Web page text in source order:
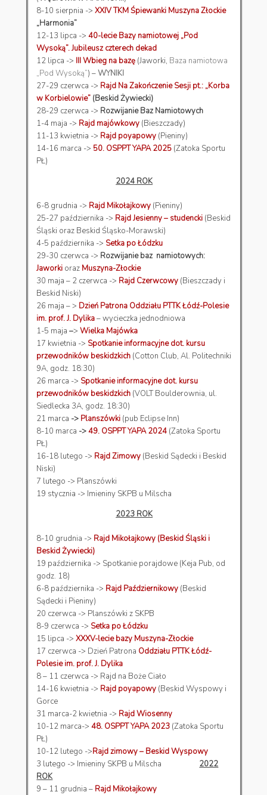
8-10 sierpnia ->XXIV TKM Śpiewanki Muszyna Złockie
„Harmonia”
12-13 lipca ->40-lecie Bazy namiotowej „Pod
Wysoką”. Jubileusz czterech dekad
12 lipca -> III Wbieg na bazę (Jaworki, Baza namiotowa
„Pod Wysoką”) –WYNIKI
27-29 czerwca -> Rajd Na Zakończenie Sesji pt.: „Korba
w Korbielowie” (Beskid Żywiecki)
28-29 czerwca -> Rozwijanie Baz Namiotowych
1-4 maja -> Rajd majówkowy (Bieszczady)
11-13 kwietnia -> Rajd poyapowy (Pieniny)
14-16 marca -> 50. OSPPT YAPA 2025 (Zatoka Sportu
PŁ)
2024 ROK
6-8 grudnia -> Rajd Mikołajkowy (Pieniny)
25-27 października -> Rajd Jesienny – studencki (Beskid
Śląski oraz Beskid Śląsko-Morawski)
4-5 października -> Setka po Łódzku
29-30 czerwca -> Rozwijanie baz namiotowych:
Jaworki oraz Muszyna-Złockie
30 maja – 2 czerwca -> Rajd Czerwcowy (Bieszczady i
Beskid Niski)
26 maja – > Dzień Patrona Oddziału PTTK Łódź-Polesie
im. prof. J. Dylika– wycieczka jednodniowa
1-5 maja –>Wielka Majówka
17 kwietnia -> Spotkanie informacyjne dot. kursu
przewodników beskidzkich (Cotton Club, Al. Politechniki
9A, godz. 18:30)
26 marca -> Spotkanie informacyjne dot. kursu
przewodników beskidzkich (VOLT Boulderownia, ul.
Siedlecka 3A, godz. 18:30)
21 marca -> Planszówki (pub Eclipse Inn)
8-10 marca ->49. OSPPT YAPA 2024 (Zatoka Sportu
PŁ)
16-18 lutego -> Rajd Zimowy (Beskid Sądecki i Beskid
Niski)
7 lutego -> Planszówki
19 stycznia -> Imieniny SKPB u Milscha
2023 ROK
8-10 grudnia -> Rajd Mikołajkowy (Beskid Śląski i
Beskid Żywiecki)
19 października -> Spotkanie porajdowe (Keja Pub, od
godz. 18)
6-8 października -> Rajd Październikowy (Beskid
Sądecki i Pieniny)
20 czerwca -> Planszówki z SKPB
8-9 czerwca -> Setka po Łódzku
15 lipca ->XXXV-lecie bazy Muszyna-Złockie
17 czerwca -> Dzień Patrona Oddziału PTTK Łódź-
Polesie im. prof. J. Dylika
8 – 11 czerwca -> Rajd na Boże Ciało
14-16 kwietnia -> Rajd poyapowy (Beskid Wyspowy i
Gorce
31 marca-2 kwietnia -> Rajd Wiosenny
10-12 marca->48. OSPPT YAPA 2023 (Zatoka Sportu
PŁ)
10-12 lutego ->Rajd zimowy – Beskid Wyspowy
3 lutego -> Imieniny SKPB u Milscha
2022
ROK
9 – 11 grudnia – Rajd Mikołajkowy